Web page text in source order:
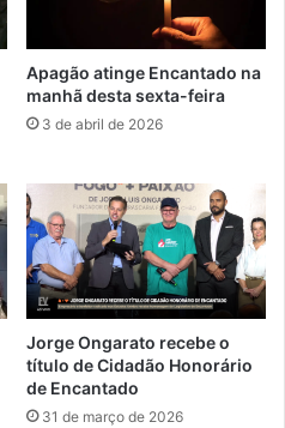
Apagão atinge Encantado na
manhã desta sexta-feira
3 de abril de 2026
Jorge Ongarato recebe o
título de Cidadão Honorário
de Encantado
31 de março de 2026